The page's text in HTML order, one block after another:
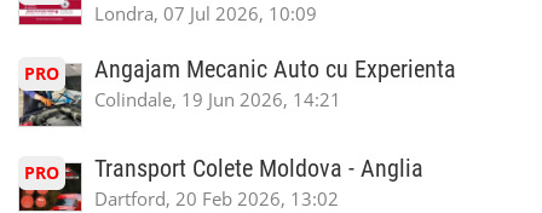
Londra, 07 Jul 2026, 10:09
PRO Angajam Mecanic Auto cu Experienta
Colindale, 19 Jun 2026, 14:21
PRO Transport Colete Moldova - Anglia
Dartford, 20 Feb 2026, 13:02